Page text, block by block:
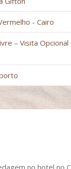
- Cairo
– Visita Opcional
no hotel no